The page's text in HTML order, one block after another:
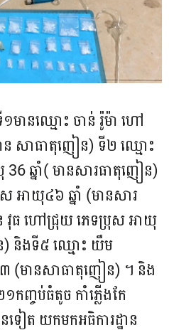
មានឈ្មោះ ចាន់ រ៉ូម៉ា ហៅ
សាធាតុញៀន) ទី២ ឈ្មោះ
36 ឆ្នាំ( មានសារធាតុញៀន)
ស អាយុ៤៦ ឆ្នាំ (មានសារ
ធ ហៅជ្រុយ​ ភេទប្រុស អាយុ
) និងទី៥ ឈ្មោះ យឹម
(មានសាធាតុញៀន) ។​ និង
ញ្ចប់ធំតូច កាំភ្លើងកែ
ទៀត យកមកអធិការដ្ឋាន